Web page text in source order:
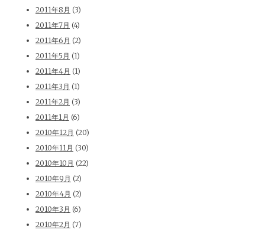
2011年8月 (3)
2011年7月 (4)
2011年6月 (2)
2011年5月 (1)
2011年4月 (1)
2011年3月 (1)
2011年2月 (3)
2011年1月 (6)
2010年12月 (20)
2010年11月 (30)
2010年10月 (22)
2010年9月 (2)
2010年4月 (2)
2010年3月 (6)
2010年2月 (7)